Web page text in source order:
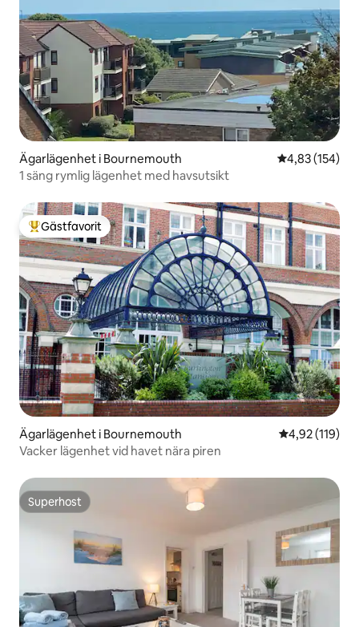
Ägarlägenhet i Bournemouth 4,83 av 5 i
4,83 (154)
1 säng rymlig lägenhet med havsutsikt
Populär gästfavorit
Gästfavorit
Ägarlägenhet i Bournemouth 4,92 av 5 i
4,92 (119)
Vacker lägenhet vid havet nära piren
Superhost
Superhost